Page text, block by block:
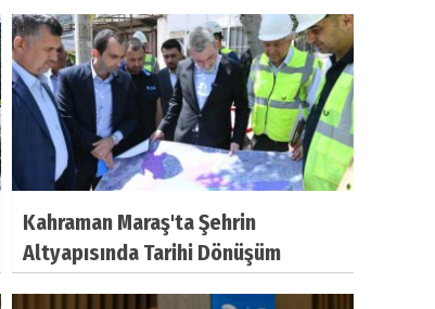
Kahraman Maraş'ta Şehrin
Altyapısında Tarihi Dönüşüm